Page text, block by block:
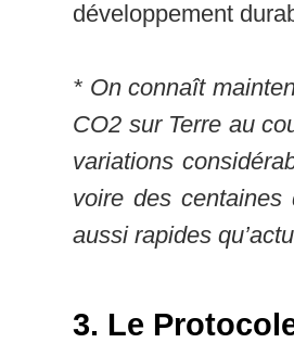
développement
* On connaît
CO2 sur Terre au
variations
voire des centaines
aussi rapides
3. Le